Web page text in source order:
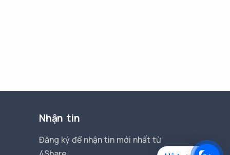
Nhận tin
Đăng ký để nhận tin mới nhất từ